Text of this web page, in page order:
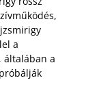
a
általában a